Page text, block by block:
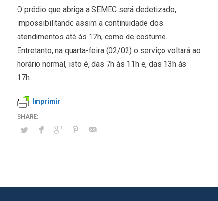
O prédio que abriga a SEMEC será dedetizado,
impossibilitando assim a continuidade dos
atendimentos até às 17h, como de costume.
Entretanto, na quarta-feira (02/02) o serviço voltará ao
horário normal, isto é, das 7h às 11h e, das 13h às
17h.
Imprimir